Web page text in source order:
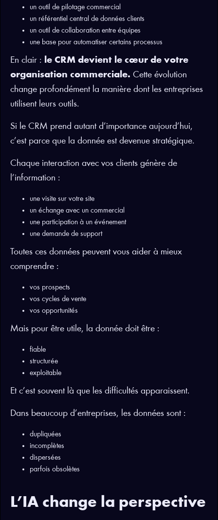
un outil de pilotage commercial
un référentiel central de données clients
un outil de collaboration entre équipes
une base pour automatiser certains processus
En clair : le CRM devient le cœur de votre
organisation commerciale. Cette évolution
change profondément la manière dont les entreprises
utilisent leurs outils.
Si le CRM prend autant d’importance aujourd’hui,
c’est parce que la donnée est devenue stratégique.
Chaque interaction avec vos clients génère de
l’information :
une visite sur votre site
un échange avec un commercial
une participation à un événement
une demande de support
Toutes ces données peuvent vous aider à mieux
comprendre :
vos prospects
vos cycles de vente
vos opportunités
Mais pour être utile, la donnée doit être :
fiable
structurée
exploitable
Et c’est souvent là que les difficultés apparaissent.
Dans beaucoup d’entreprises, les données sont :
dupliquées
incomplètes
dispersées
parfois obsolètes
L’IA change la perspective